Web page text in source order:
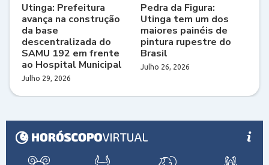
Utinga: Prefeitura
avança na construção
da base
descentralizada do
SAMU 192 em frente
ao Hospital Municipal
Julho 29, 2026
Pedra da Figura:
Utinga tem um dos
maiores painéis de
pintura rupestre do
Brasil
Julho 26, 2026